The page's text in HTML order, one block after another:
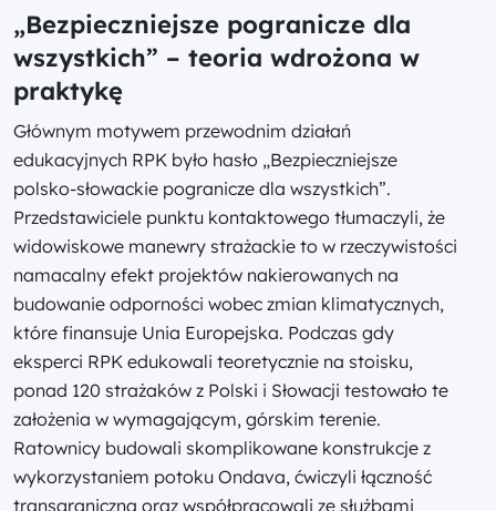
„Bezpieczniejsze pogranicze dla
wszystkich” – teoria wdrożona w
praktykę
Głównym motywem przewodnim działań
edukacyjnych RPK było hasło „Bezpieczniejsze
polsko-słowackie pogranicze dla wszystkich”.
Przedstawiciele punktu kontaktowego tłumaczyli, że
widowiskowe manewry strażackie to w rzeczywistości
namacalny efekt projektów nakierowanych na
budowanie odporności wobec zmian klimatycznych,
które finansuje Unia Europejska. Podczas gdy
eksperci RPK edukowali teoretycznie na stoisku,
ponad 120 strażaków z Polski i Słowacji testowało te
założenia w wymagającym, górskim terenie.
Ratownicy budowali skomplikowane konstrukcje z
wykorzystaniem potoku Ondava, ćwiczyli łączność
transgraniczną oraz współpracowali ze służbami